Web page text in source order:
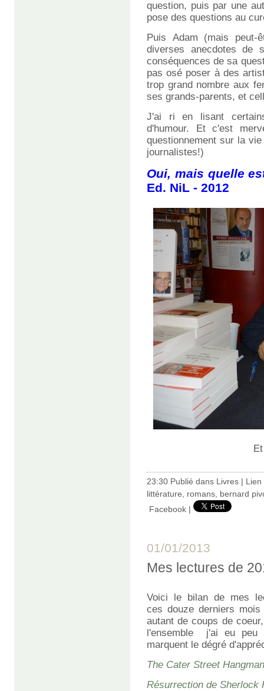
question, puis par une
pose des questions au
Puis Adam (mais peut-
diverses anecdotes de
conséquences de sa
pas osé poser à des
trop grand nombre aux
ses grands-parents, et
J'ai ri en lisant
d'humour. Et c'est
questionnement sur la
journalistes!)
Oui, mais quelle
Ed. NiL - 2012
23:30 Publié dans Livres | Lien
littérature
romans bernard
Facebook |
01/01/2013
Mes lectures de
Voici le bilan de mes
ces douze derniers
autant de coups de
l'ensemble j'ai eu peu
marquent le dégré
The Cater Street Hangman
Résurrection de Sherlock